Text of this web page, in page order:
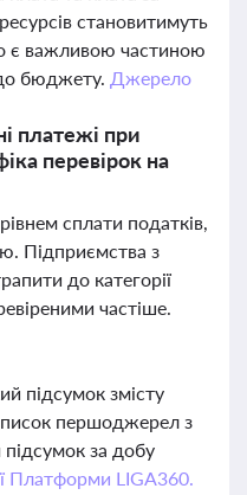
становитимуть
є важливою частиною
бюджету. Джерело
платежі при
перевірок на
сплати податків,
Підприємства з
до категорії
частіше.
підсумок змісту
першоджерел з
за добу
Платформи LIGA360.